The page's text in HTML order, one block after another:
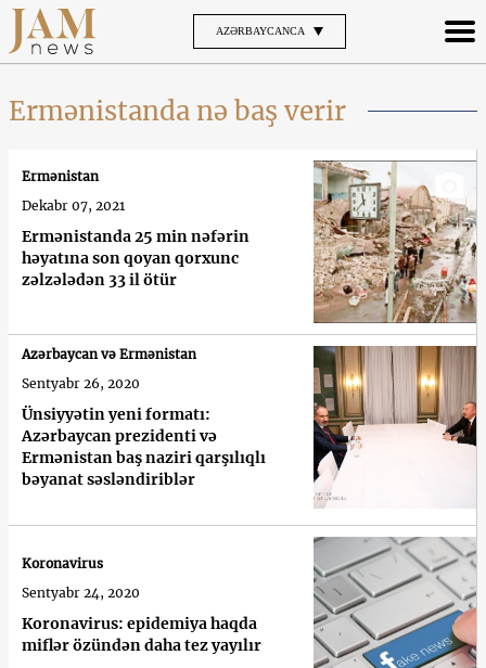
AZƏRBAYCANCA
Ermənistanda nə baş verir
Ermənistanda 25 min nəfərin
həyatına son qoyan qorxunc
zəlzələdən 33 il ötür
Ermənistan
Dekabr 07, 2021
Ünsiyyətin yeni formatı:
Azərbaycan prezidenti və
Ermənistan baş naziri qarşılıqlı
bəyanat səsləndiriblər
Azərbaycan və Ermənistan
Sentyabr 26, 2020
Koronavirus: epidemiya haqda
miflər özündən daha tez yayılır
Koronavirus
Sentyabr 24, 2020